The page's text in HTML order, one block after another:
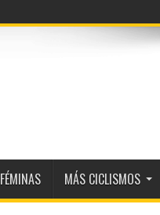
FÉMINAS MÁS CICLISMOS